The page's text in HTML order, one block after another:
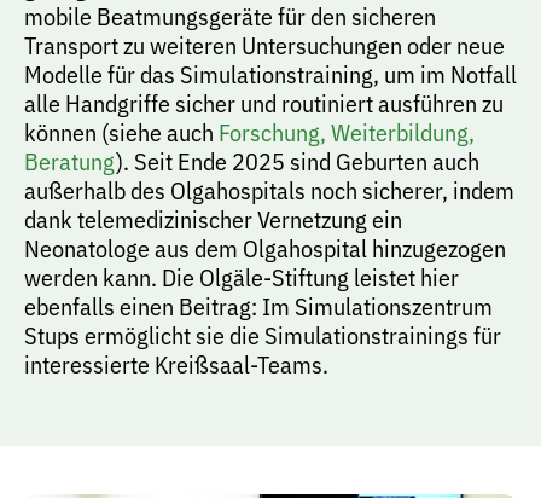
mobile Beatmungsgeräte für den sicheren
Transport zu weiteren Untersuchungen oder neue
Modelle für das Simulationstraining, um im Notfall
alle Handgriffe sicher und routiniert ausführen zu
können (siehe auch Forschung, Weiterbildung,
Beratung). Seit Ende 2025 sind Geburten auch
außerhalb des Olgahospitals noch sicherer, indem
dank telemedizinischer Vernetzung ein
Neonatologe aus dem Olgahospital hinzugezogen
werden kann. Die Olgäle-Stiftung leistet hier
ebenfalls einen Beitrag: Im Simulationszentrum
Stups ermöglicht sie die Simulationstrainings für
interessierte Kreißsaal-Teams.